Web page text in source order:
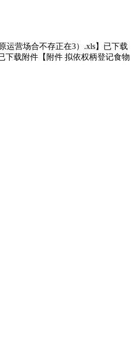
营场合不存正在3）.xls】已下载
下载附件【附件 拟依权柄登记食物